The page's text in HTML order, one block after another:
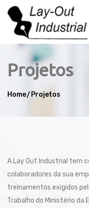
Projetos
Home Projetos
A Lay Out Industrial tem
colaboradores da sua
treinamentos exigidos
Trabalho do Ministério da